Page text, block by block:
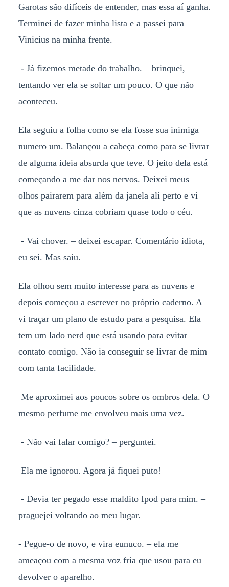
Garotas são difíceis de entender, mas essa aí ganha.
Terminei de fazer minha lista e a passei para
Vinicius na minha frente.
- Já fizemos metade do trabalho. – brinquei,
tentando ver ela se soltar um pouco. O que não
aconteceu.
Ela seguiu a folha como se ela fosse sua inimiga
numero um. Balançou a cabeça como para se livrar
de alguma ideia absurda que teve. O jeito dela está
começando a me dar nos nervos. Deixei meus
olhos pairarem para além da janela ali perto e vi
que as nuvens cinza cobriam quase todo o céu.
- Vai chover. – deixei escapar. Comentário idiota,
eu sei. Mas saiu.
Ela olhou sem muito interesse para as nuvens e
depois começou a escrever no próprio caderno. A
vi traçar um plano de estudo para a pesquisa. Ela
tem um lado nerd que está usando para evitar
contato comigo. Não ia conseguir se livrar de mim
com tanta facilidade.
Me aproximei aos poucos sobre os ombros dela. O
mesmo perfume me envolveu mais uma vez.
- Não vai falar comigo? – perguntei.
Ela me ignorou. Agora já fiquei puto!
- Devia ter pegado esse maldito Ipod para mim. –
praguejei voltando ao meu lugar.
- Pegue-o de novo, e vira eunuco. – ela me
ameaçou com a mesma voz fria que usou para eu
devolver o aparelho.